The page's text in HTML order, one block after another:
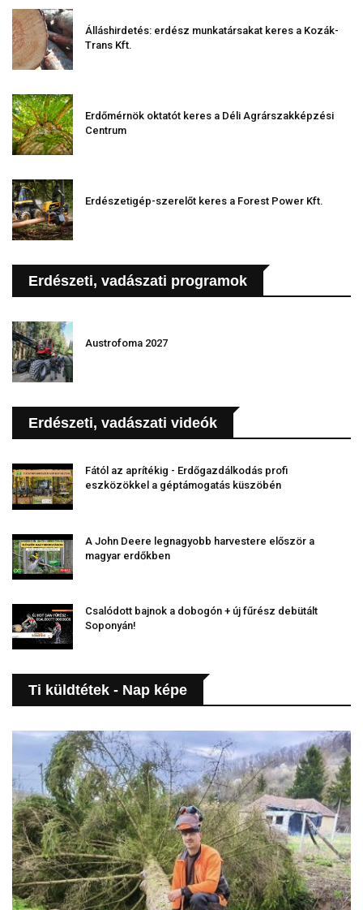
Álláshirdetés: erdész munkatársakat keres a Kozák-
Trans Kft.
Erdőmérnök oktatót keres a Déli Agrárszakképzési
Centrum
Erdészetigép-szerelőt keres a Forest Power Kft.
Erdészeti, vadászati programok
Austrofoma 2027
Erdészeti, vadászati videók
Fától az aprítékig - Erdőgazdálkodás profi
eszközökkel a géptámogatás küszöbén
A John Deere legnagyobb harvestere először a
magyar erdőkben
Csalódott bajnok a dobogón + új fűrész debütált
Soponyán!
Ti küldtétek - Nap képe